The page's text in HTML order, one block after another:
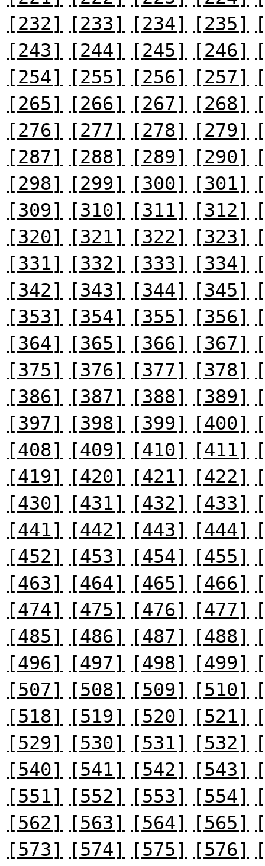
[232]
[233] [234] [235]
[243]
[244] [245] [246]
[254]
[255] [256] [257]
[265]
[266] [267] [268]
[276]
[277] [278] [279]
[287]
[288] [289] [290]
[298]
[299] [300] [301]
[309]
[310] [311] [312]
[320]
[321] [322] [323]
[331]
[332] [333] [334]
[342]
[343] [344] [345]
[353]
[354] [355] [356]
[364]
[365] [366] [367]
[375]
[376] [377] [378]
[386]
[387] [388] [389]
[397]
[398] [399] [400]
[408]
[409] [410] [411]
[419]
[420] [421] [422]
[430]
[431] [432] [433]
[441]
[442] [443] [444]
[452]
[453] [454] [455]
[463]
[464] [465] [466]
[474]
[475] [476] [477]
[485]
[486] [487] [488]
[496]
[497] [498] [499]
[507]
[508] [509] [510]
[518]
[519] [520] [521]
[529]
[530] [531] [532]
[540]
[541] [542] [543]
[551]
[552] [553] [554]
[562]
[563] [564] [565]
[573]
[574] [575] [576]